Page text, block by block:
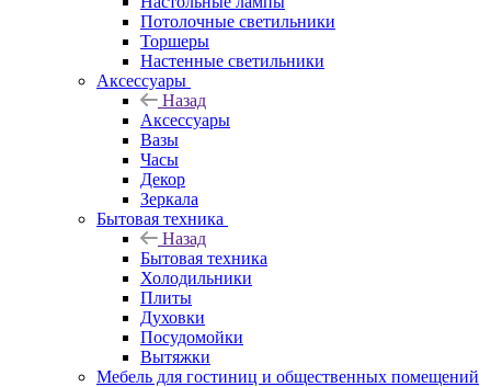
Потолочные светильники
Торшеры
Настенные светильники
Аксессуары
Назад
Аксессуары
Вазы
Часы
Декор
Зеркала
Бытовая техника
Назад
Бытовая техника
Холодильники
Плиты
Духовки
Посудомойки
Вытяжки
Мебель для гостиниц и общественных помещений